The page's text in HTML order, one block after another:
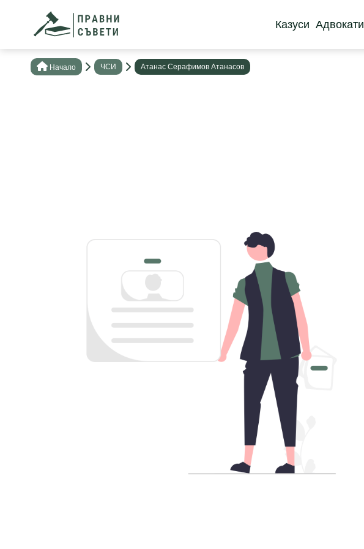
Казуси Адвокати
Нaчало ЧСИ Атанас Серафимов Атанасов